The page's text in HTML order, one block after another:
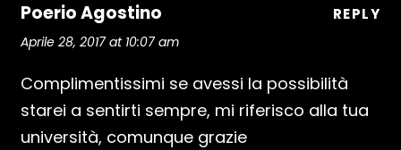
Poerio Agostino
Aprile 28, 2017 at 10:07 am
REPLY
Complimentissimi se avessi la possibilità
starei a sentirti sempre, mi riferisco alla tua
università, comunque grazie